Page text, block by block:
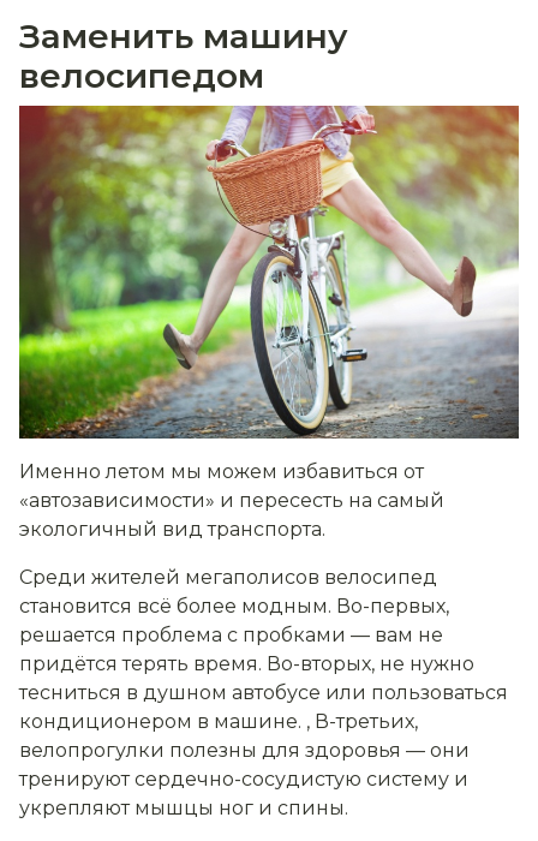
Заменить машину
велосипедом
Именно летом мы можем избавиться от
«автозависимости» и пересесть на самый
экологичный вид транспорта.
Среди жителей мегаполисов велосипед
становится всё более модным. Во-первых,
решается проблема с пробками — вам не
придётся терять время. Во-вторых, не нужно
тесниться в душном автобусе или пользоваться
кондиционером в машине. , В-третьих,
велопрогулки полезны для здоровья — они
тренируют сердечно-сосудистую систему и
укрепляют мышцы ног и спины.